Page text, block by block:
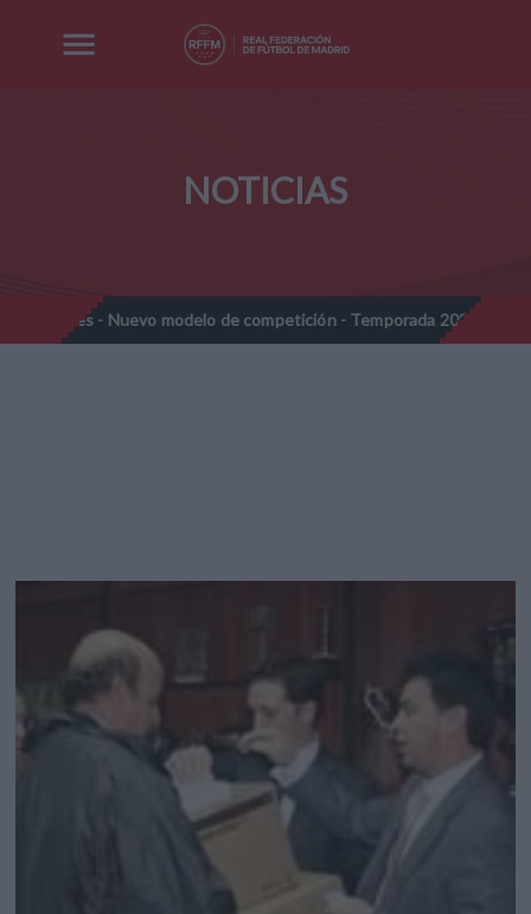
NOTICIAS
- Nuevo modelo de competición - Temporada 2026-2027